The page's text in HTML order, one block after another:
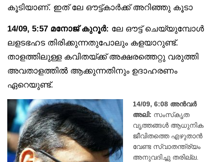
കൂടിയാണ്. ഇത് ലേ ഔട്ട്കാർക്ക് അറിഞ്ഞു കൂടാ
14/09, 5:57 മനോജ് കുറൂർ: ലേ ഔട്ട് ചെയ്യുമ്പോൾ
ലളടഭഹട തിരിക്കുന്നതുപോലും കളയാറുണ്ട്.
താളത്തിലുള്ള കവിതയ്ക്ക് അക്ഷരത്തെറ്റു വരുത്തി
അവതാളത്തിൽ ആക്കുന്നതിനും ഉദാഹരണം
ഏറെയുണ്ട്.
14/09, 6:08 അൻവർ
അലി: സംസ്‌കൃത
വൃത്തങ്ങൾ ആധുനിക
ജീവിതത്തെ എഴുതാൻ
വേണ്ട സ്വാതന്ത്ര്യം
അനുവദിച്ചു തരില്ല.